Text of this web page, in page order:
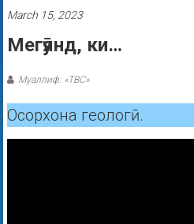
March 15, 2023
Мегӯянд, ки…
Муаллиф: «ТВС»
Осорхона геологӣ.